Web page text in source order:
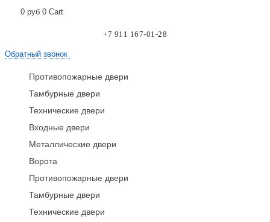
0 руб 0 Cart
+7 911 167-01-28
Обратный звонок
Противопожарные двери
Тамбурные двери
Технические двери
Входные двери
Металлические двери
Ворота
Противопожарные двери
Тамбурные двери
Технические двери